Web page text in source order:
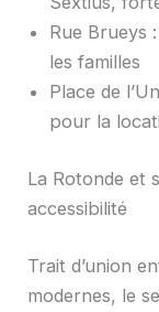
Rue Brueys
les familles
Place de
pour la
La Rotonde et
accessibilité
Trait d’union
modernes, le